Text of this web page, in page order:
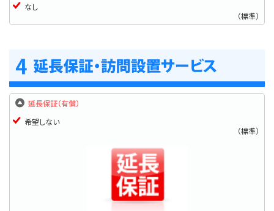
なし
（標準）
延長保証（有償）
希望しない
（標準）